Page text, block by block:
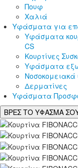
Πουφ
Χαλιά
Υφάσματα για
Υφάσματα
CS
Κουρτίνες
Υφάσματα
Δερματίνες
Υφάσματα
ΒΡΕΣ ΤΟ ΥΦΑΣΜΑ